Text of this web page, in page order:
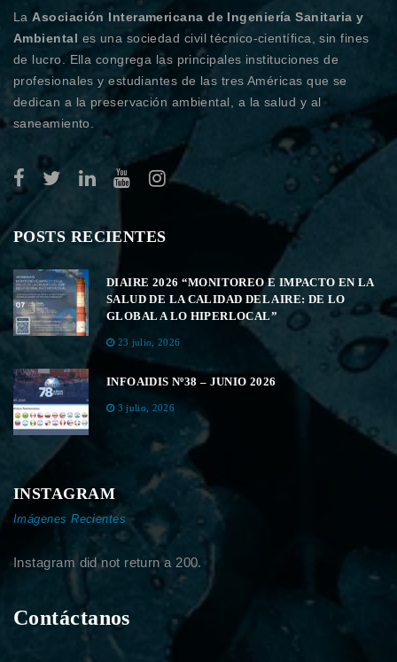
LaAsociación Interamericana de Ingeniería Sanitaria y
Ambiental es una sociedad civil técnico-científica, sin fines
de lucro. Ella congrega las principales instituciones de
profesionales y estudiantes de las tres Américas que se
dedican a la preservación ambiental, a la salud y al
saneamiento.
POSTS RECIENTES
DIAIRE 2026 “MONITOREO E IMPACTO EN LA
SALUD DE LA CALIDAD DEL AIRE: DE LO
GLOBAL A LO HIPERLOCAL”
23 julio, 2026
INFOAIDIS Nº38 – JUNIO 2026
3 julio, 2026
INSTAGRAM
Imágenes Recientes
Instagram did not return a 200.
Contáctanos